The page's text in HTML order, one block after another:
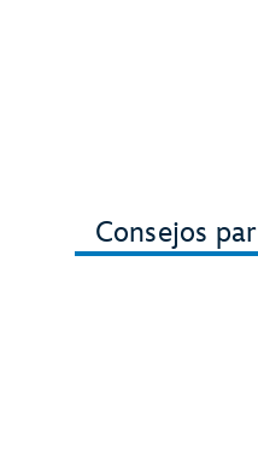
Consejos